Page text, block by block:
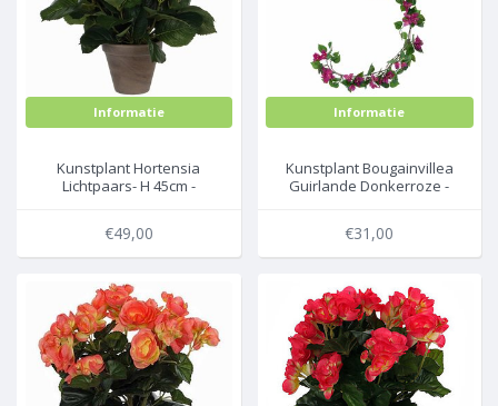
Informatie
Kunstplant Hortensia
Lichtpaars- H 45cm -
€49,00
Informatie
Kunstplant Bougainvillea
Guirlande Donkerroze -
€31,00